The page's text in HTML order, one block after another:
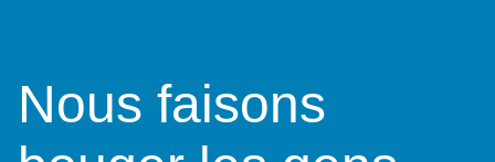
Nous faisons